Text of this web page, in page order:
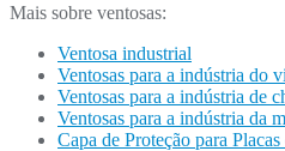
Mais sobre ventosas:
Ventosa industrial
Ventosas para a indústria do
Ventosas para a indústria de
Ventosas para a indústria da
Capa de Proteção para